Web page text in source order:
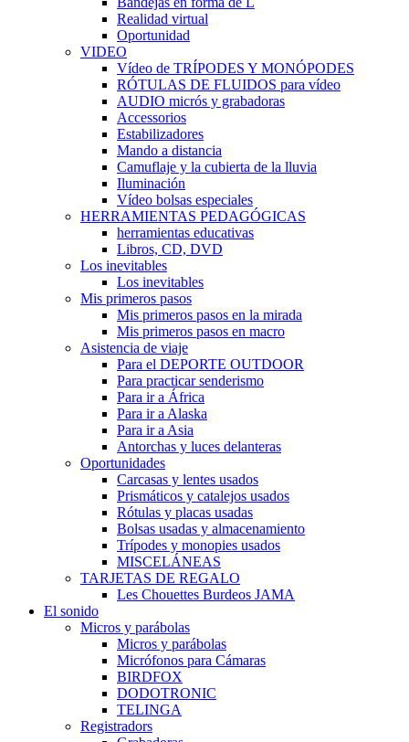
Realidad virtual
Oportunidad
VIDEO
Vídeo de TRÍPODES Y MONÓPODES
RÓTULAS DE FLUIDOS para vídeo
AUDIO micrós y grabadoras
Accessorios
Estabilizadores
Mando a distancia
Camuflaje y la cubierta de la lluvia
Iluminación
Vídeo bolsas especiales
HERRAMIENTAS PEDAGÓGICAS
herramientas educativas
Libros, CD, DVD
Los inevitables
Los inevitables
Mis primeros pasos
Mis primeros pasos en la mirada
Mis primeros pasos en macro
Asistencia de viaje
Para el DEPORTE OUTDOOR
Para practicar senderismo
Para ir a África
Para ir a Alaska
Para ir a Asia
Antorchas y luces delanteras
Oportunidades
Carcasas y lentes usados
Prismáticos y catalejos usados
Rótulas y placas usadas
Bolsas usadas y almacenamiento
Trípodes y monopies usados
MISCELÁNEAS
TARJETAS DE REGALO
Les Chouettes Burdeos JAMA
El sonido
Micros y parábolas
Micros y parábolas
Micrófonos para Cámaras
BIRDFOX
DODOTRONIC
TELINGA
Registradors